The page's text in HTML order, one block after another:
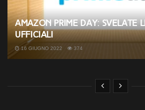
Amazon Prime Day: svelate
ufficiali
16 GIUGNO 2022 374